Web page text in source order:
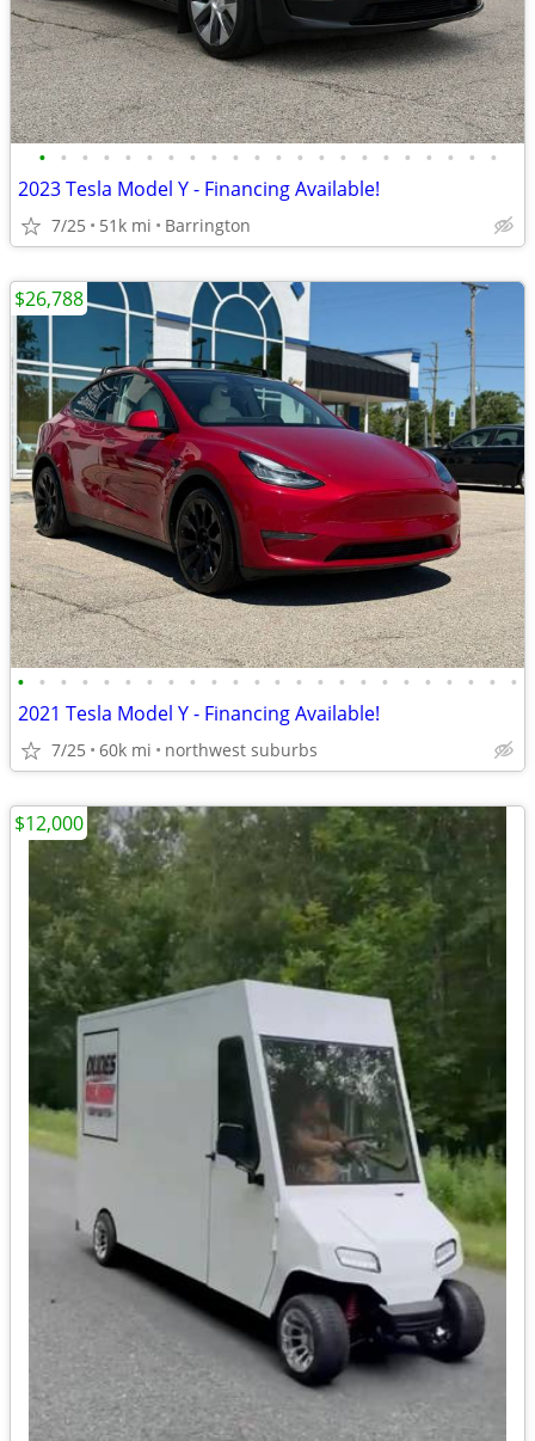
• • • • • • • • • • • • • • • • • • • • • •
2023 Tesla Model Y - Financing Available!
7/25 51k mi Barrington
• • • • • • • • • • • • • • • • • • • • • • • •
2021 Tesla Model Y - Financing Available!
7/25 60k mi northwest suburbs
$26,788
$12,000